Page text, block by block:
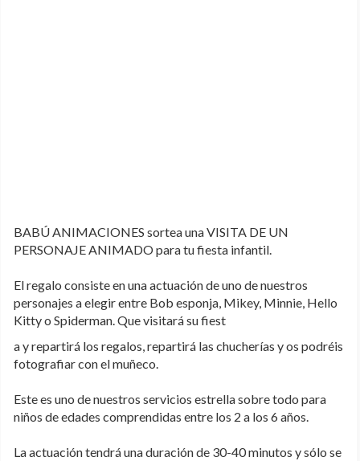
BABÚ ANIMACIONES sortea una VISITA DE UN
PERSONAJE ANIMADO para tu fiesta infantil.
El regalo consiste en una actuación de uno de nuestros
personajes a elegir entre Bob esponja, Mikey, Minnie, Hello
Kitty o Spiderman. Que visitará su fiest
a y repartirá los regalos, repartirá las chucherías y os podréis
fotografiar con el muñeco.
Este es uno de nuestros servicios estrella sobre todo para
niños de edades comprendidas entre los 2 a los 6 años.
La actuación tendrá una duración de 30-40 minutos y sólo se